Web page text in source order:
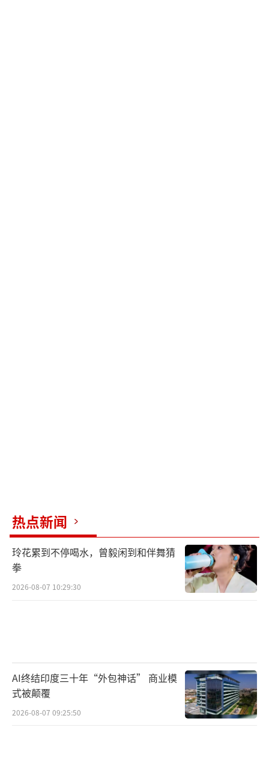
热点新闻
玲花累到不停喝水，曾毅闲到和伴舞猜
拳
2026-08-07 10:29:30
AI终结印度三十年“外包神话” 商业模
式被颠覆
2026-08-07 09:25:50